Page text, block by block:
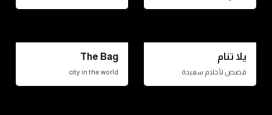
يلا تنام
قصص لأحلام سعيدة
The Bag
city in the world